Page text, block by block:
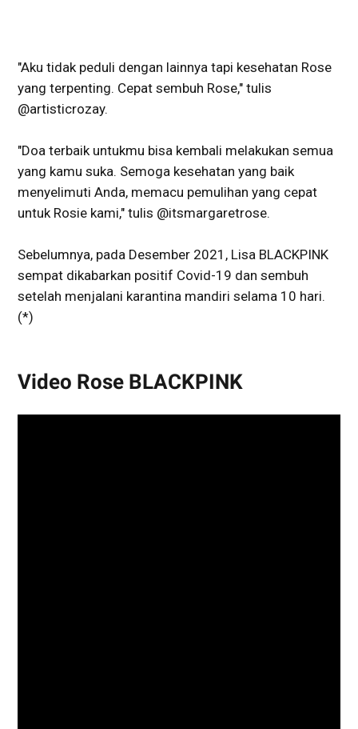
"Aku tidak peduli dengan lainnya tapi kesehatan Rose
yang terpenting. Cepat sembuh Rose," tulis
@artisticrozay.
"Doa terbaik untukmu bisa kembali melakukan semua
yang kamu suka. Semoga kesehatan yang baik
menyelimuti Anda, memacu pemulihan yang cepat
untuk Rosie kami," tulis @itsmargaretrose.
Sebelumnya, pada Desember 2021, Lisa BLACKPINK
sempat dikabarkan positif Covid-19 dan sembuh
setelah menjalani karantina mandiri selama 10 hari.
(*)
Video Rose BLACKPINK